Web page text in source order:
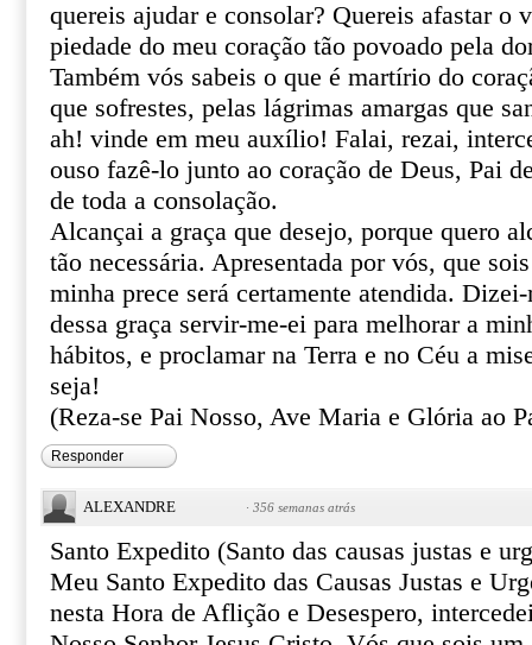
quereis ajudar e consolar? Quereis afastar o
piedade do meu coração tão povoado pela
Também vós sabeis o que é martírio do
que sofrestes, pelas lágrimas amargas que
ah! vinde em meu auxílio! Falai, rezai,
ouso fazê-lo junto ao coração de Deus, Pai
de toda a consolação.
Alcançai a graça que desejo, porque quero
tão necessária. Apresentada por vós, que
minha prece será certamente atendida.
dessa graça servir-me-ei para melhorar a
hábitos, e proclamar na Terra e no Céu a
seja!
(Reza-se Pai Nosso, Ave Maria e Glória ao
Responder
ALEXANDRE · 356 semanas atrás
Santo Expedito (Santo das causas justas e
Meu Santo Expedito das Causas Justas e
nesta Hora de Aflição e Desespero,